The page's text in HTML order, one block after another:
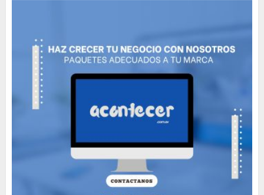
The full story of
Thailand’s extraordinary
cave rescue
Valentino Goes
Deliberately Feminine for
Fall 2018
MAYO 16, 2024